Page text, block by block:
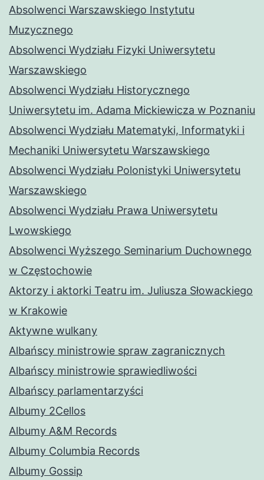
Absolwenci Warszawskiego Instytutu
Muzycznego
Absolwenci Wydziału Fizyki Uniwersytetu
Warszawskiego
Absolwenci Wydziału Historycznego
Uniwersytetu im. Adama Mickiewicza w Poznaniu
Absolwenci Wydziału Matematyki, Informatyki i
Mechaniki Uniwersytetu Warszawskiego
Absolwenci Wydziału Polonistyki Uniwersytetu
Warszawskiego
Absolwenci Wydziału Prawa Uniwersytetu
Lwowskiego
Absolwenci Wyższego Seminarium Duchownego
w Częstochowie
Aktorzy i aktorki Teatru im. Juliusza Słowackiego
w Krakowie
Aktywne wulkany
Albańscy ministrowie spraw zagranicznych
Albańscy ministrowie sprawiedliwości
Albańscy parlamentarzyści
Albumy 2Cellos
Albumy A&M Records
Albumy Columbia Records
Albumy Gossip